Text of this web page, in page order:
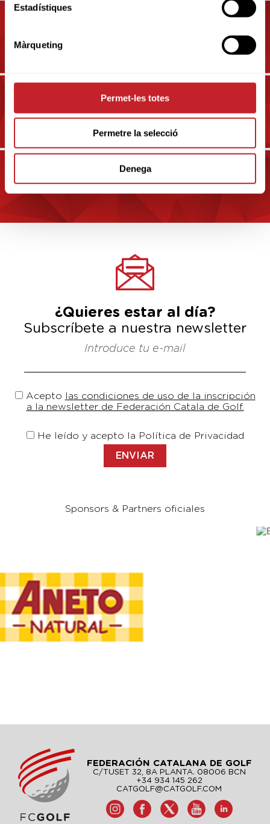
Estadístiques
Màrqueting
Permet-les totes
Permetre la selecció
Denega
CAMPOS Y CLUBS EN GIRONA
CAMPOS Y CLUBS EN
TARRAGONA
CAMPOS Y CLUBS EN LLEIDA
¿Quieres estar al día?
Subscríbete a nuestra newsletter
Introduce tu e-mail
Acepto las condiciones de uso de la inscripción
a la newsletter de Federación Catala de Golf.
He leído y acepto la Política de Privacidad
Sponsors & Partners oficiales
FEDERACIÓN CATALANA DE GOLF
C/TUSET 32, 8A PLANTA. 08006 BCN
+34 934 145 262
CATGOLF@CATGOLF.COM